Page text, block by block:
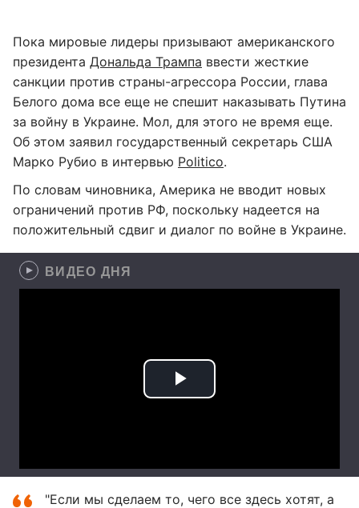
Пока мировые лидеры призывают американского
президента Дональда Трампа ввести жесткие
санкции против страны-агрессора России, глава
Белого дома все еще не спешит наказывать Путина
за войну в Украине. Мол, для этого не время еще.
Об этом заявил государственный секретарь США
Марко Рубио в интервью Politico.
По словам чиновника, Америка не вводит новых
ограничений против РФ, поскольку надеется на
положительный сдвиг и диалог по войне в Украине.
ВИДЕО ДНЯ
"Если мы сделаем то, чего все здесь хотят, а